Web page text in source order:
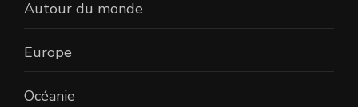
Autour du monde
Europe
Océanie